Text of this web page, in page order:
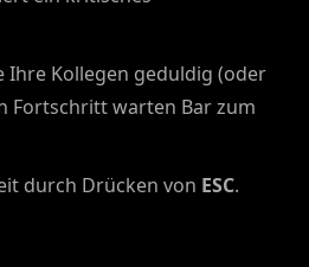
Ihre Kollegen geduldig (oder
Fortschritt warten Bar zum
durch Drücken von ESC.